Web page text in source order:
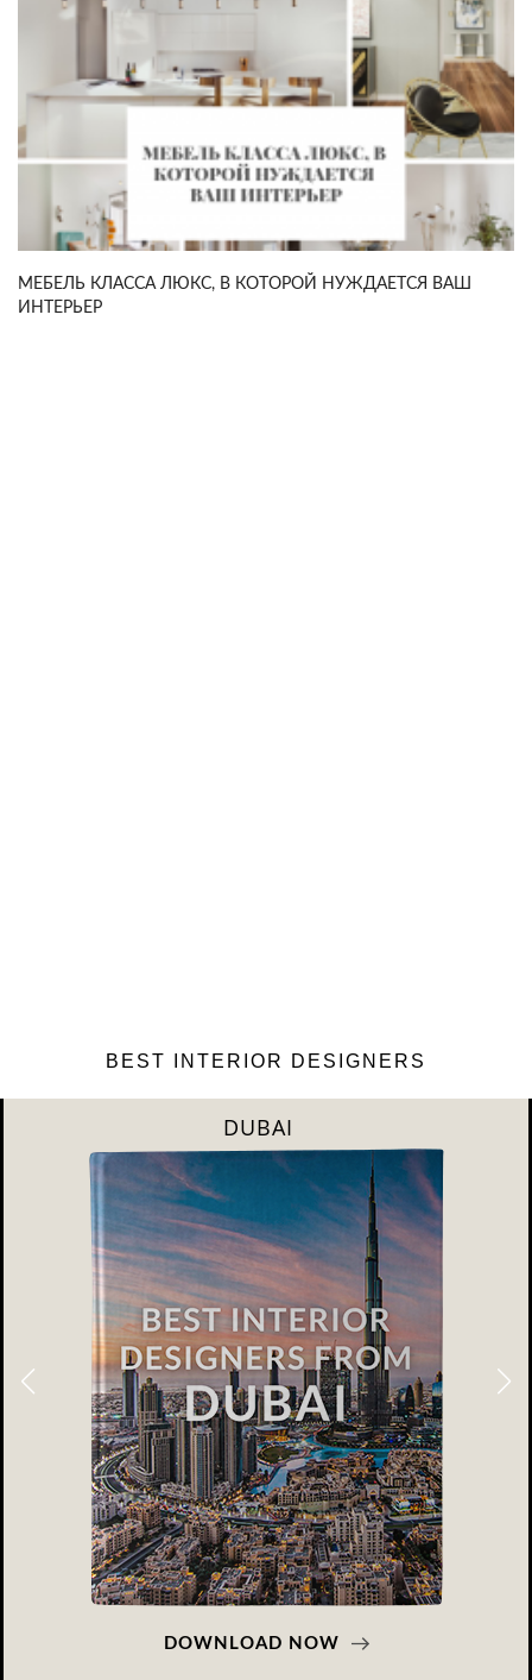
МЕБЕЛЬ КЛАССА ЛЮКС, В КОТОРОЙ НУЖДАЕТСЯ ВАШ
ИНТЕРЬЕР
BEST INTERIOR DESIGNERS
RIYAHD
DOWNLOAD NOW